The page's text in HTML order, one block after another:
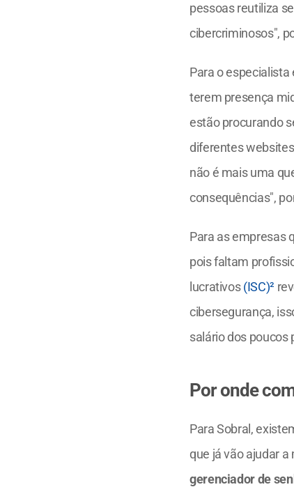
pessoas reutiliza
cibercriminosos",
Para o
terem presença
estão procurando
diferentes
não é mais uma
consequências",
Para as empresas
pois faltam
lucrativos (ISC)²
cibersegurança,
salário dos poucos
Por onde
Para Sobral,
que já vão ajudar
gerenciador de